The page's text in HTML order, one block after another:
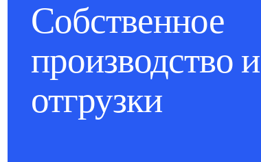
Собственное
производство и
отгрузки